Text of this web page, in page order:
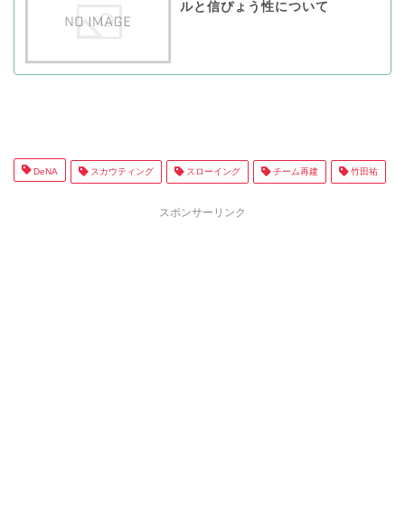
ルと信ぴょう性について
DeNA スカウティング スローイング チーム再建 竹田祐
スポンサーリンク